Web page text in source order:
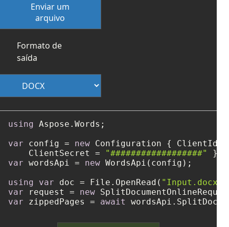
Enviar um
arquivo
Formato de
saída
using Aspose.Words;
var config = new Configuration { ClientId
    ClientSecret =
"##################"
var wordsApi = new WordsApi(config);
using
var doc = File.OpenRead( "Input.docx"
var request = new
var zippedPages = await